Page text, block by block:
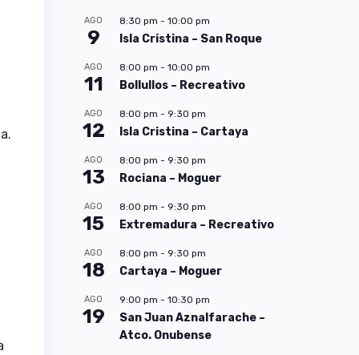
AGO
9
8:30 pm - 10:00 pm
Isla Cristina – San Roque
AGO
11
8:00 pm - 10:00 pm
Bollullos – Recreativo
AGO
12
8:00 pm - 9:30 pm
Isla Cristina – Cartaya
AGO
13
8:00 pm - 9:30 pm
Rociana – Moguer
AGO
15
8:00 pm - 9:30 pm
Extremadura – Recreativo
AGO
18
8:00 pm - 9:30 pm
Cartaya – Moguer
AGO
19
9:00 pm - 10:30 pm
San Juan Aznalfarache –
Atco. Onubense